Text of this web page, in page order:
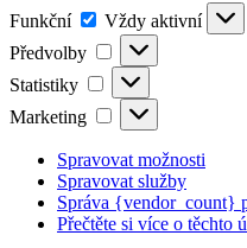
Funkční
Funkční
Vždy aktivní
Předvolby
Předvolby
Statistiky Statistiky
Marketing Marketing
Spravovat možnosti
Spravovat služby
Správa {vendor_count}
Přečtěte si více o těchto